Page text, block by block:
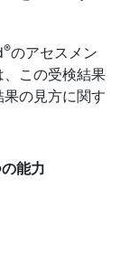
®のアセスメン
、この受検結果
の見方に関す
能力